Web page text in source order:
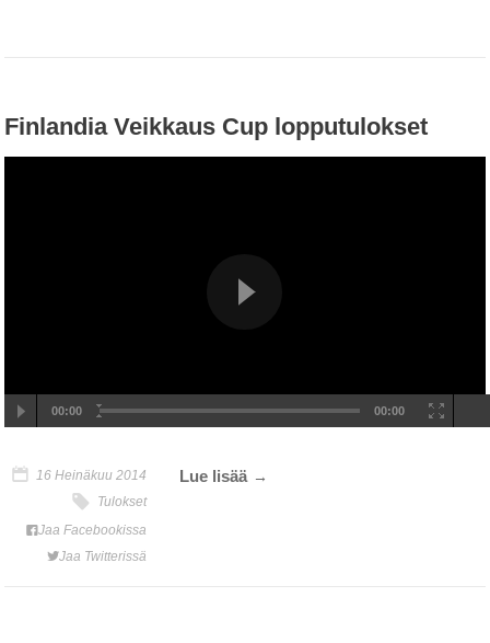
Finlandia Veikkaus Cup lopputulokset
00:00 00:00
16 Heinäkuu 2014
Tulokset
Jaa Facebookissa
Jaa Twitterissä
Lue lisää